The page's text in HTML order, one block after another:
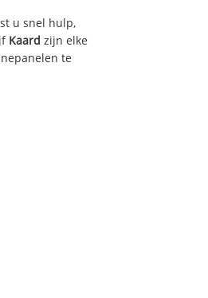
u snel hulp,
Kaard zijn elke
te